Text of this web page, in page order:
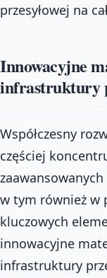
przesyłowej na
Innowacyjne
infrastruktury
Współczesny
częściej
w tym również w
kluczowych
innowacyjne
infrastruktury